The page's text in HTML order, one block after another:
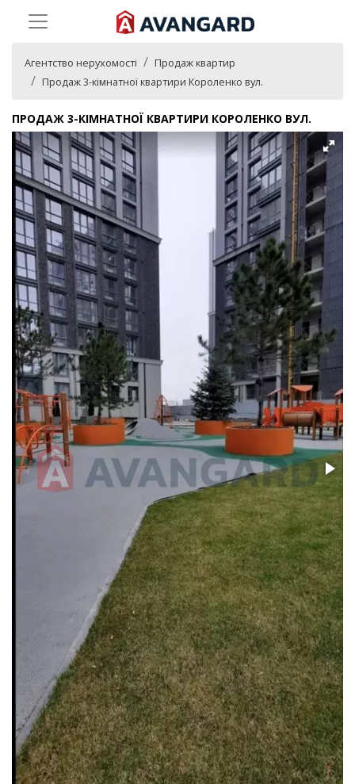
Агентство нерухомості
Продаж квартир
Продаж 3-кімнатної квартири Короленко вул.
ПРОДАЖ 3-КІМНАТНОЇ КВАРТИРИ КОРОЛЕНКО ВУЛ.